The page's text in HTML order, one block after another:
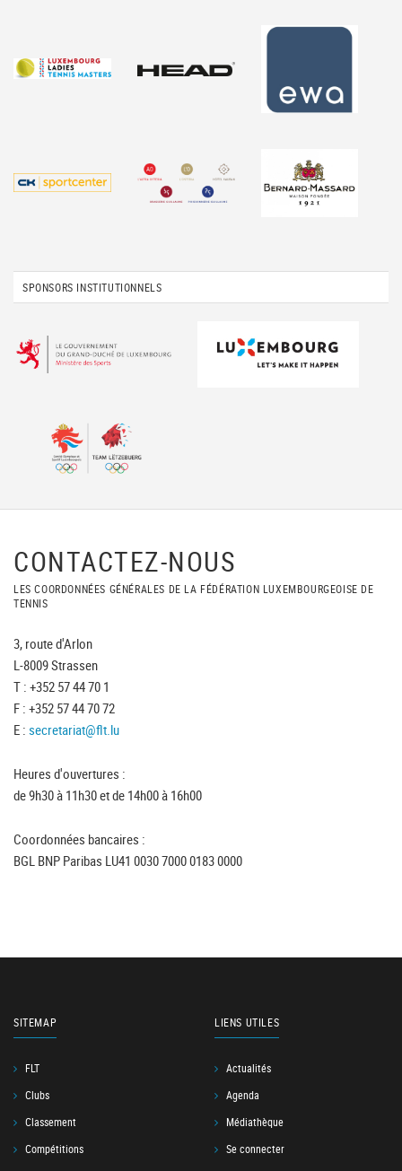
SPONSORS INSTITUTIONNELS
CONTACTEZ-NOUS
LES COORDONNÉES GÉNÉRALES DE LA FÉDÉRATION LUXEMBOURGEOISE DE
TENNIS
3, route d'Arlon
L-8009 Strassen
T : +352 57 44 70 1
F : +352 57 44 70 72
E : secretariat@flt.lu
Heures d'ouvertures :
de 9h30 à 11h30 et de 14h00 à 16h00
Coordonnées bancaires :
BGL BNP Paribas LU41 0030 7000 0183 0000
SITEMAP
FLT
Clubs
Classement
Compétitions
LIENS UTILES
Actualités
Agenda
Médiathèque
Se connecter